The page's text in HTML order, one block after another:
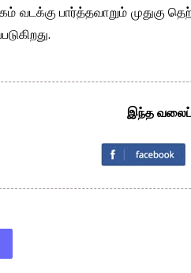
வடக்கு பார்த்தவாறும் முதுகு
இந்த